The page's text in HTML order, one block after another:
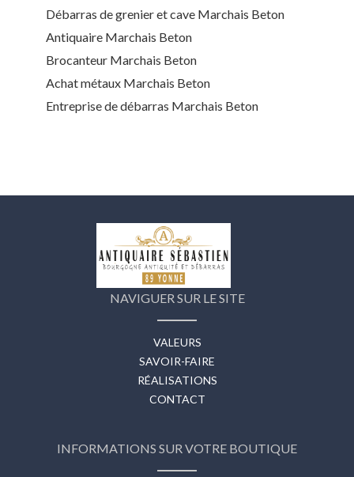
Débarras de grenier et cave Marchais Beton
Antiquaire Marchais Beton
Brocanteur Marchais Beton
Achat métaux Marchais Beton
Entreprise de débarras Marchais Beton
NAVIGUER SUR LE SITE
VALEURS
SAVOIR-FAIRE
RÉALISATIONS
CONTACT
INFORMATIONS SUR VOTRE BOUTIQUE